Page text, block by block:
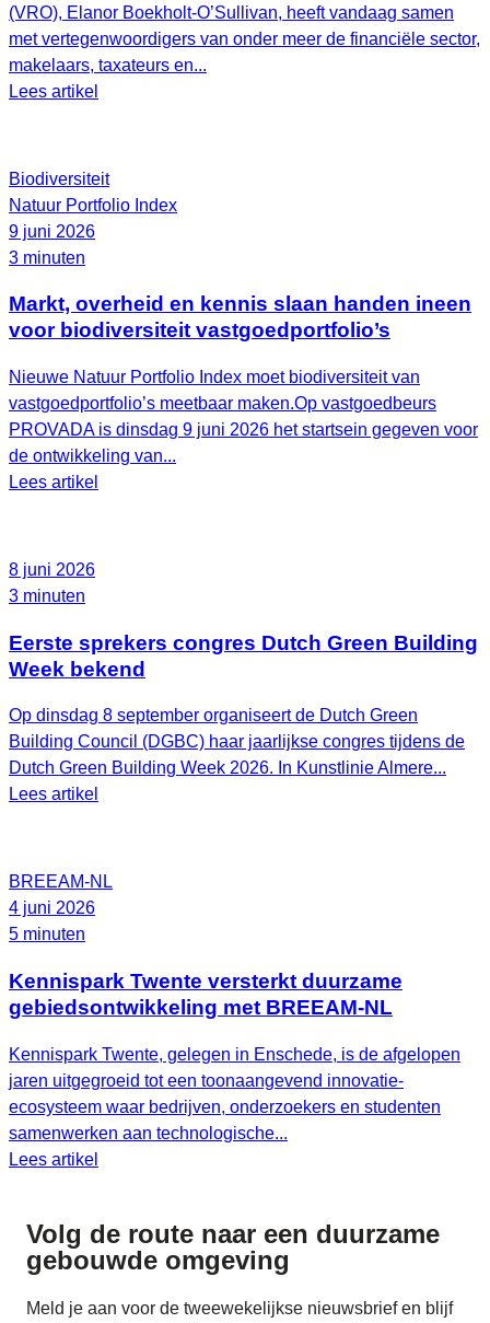
(VRO), Elanor Boekholt‑O’Sullivan, heeft vandaag samen
met vertegenwoordigers van onder meer de financiële sector,
makelaars, taxateurs en...
Lees artikel
Biodiversiteit
Natuur Portfolio Index
9 juni 2026
3 minuten
Markt, overheid en kennis slaan handen ineen
voor biodiversiteit vastgoedportfolio’s
Nieuwe Natuur Portfolio Index moet biodiversiteit van
vastgoedportfolio’s meetbaar maken.Op vastgoedbeurs
PROVADA is dinsdag 9 juni 2026 het startsein gegeven voor
de ontwikkeling van...
Lees artikel
8 juni 2026
3 minuten
Eerste sprekers congres Dutch Green Building
Week bekend
Op dinsdag 8 september organiseert de Dutch Green
Building Council (DGBC) haar jaarlijkse congres tijdens de
Dutch Green Building Week 2026. In Kunstlinie Almere...
Lees artikel
BREEAM-NL
4 juni 2026
5 minuten
Kennispark Twente versterkt duurzame
gebiedsontwikkeling met BREEAM‑NL
Kennispark Twente, gelegen in Enschede, is de afgelopen
jaren uitgegroeid tot een toonaangevend innovatie-
ecosysteem waar bedrijven, onderzoekers en studenten
samenwerken aan technologische...
Lees artikel
Volg de route naar een duurzame
gebouwde omgeving
Meld je aan voor de tweewekelijkse nieuwsbrief en blijf